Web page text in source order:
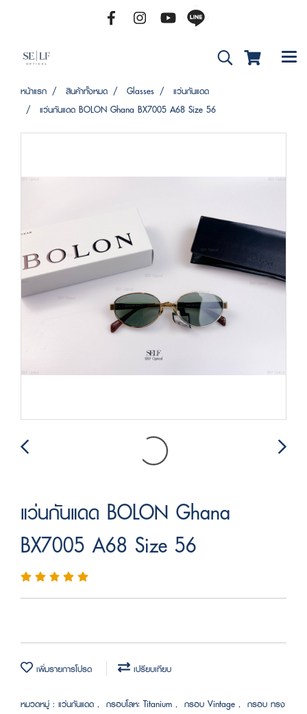
หน้าแรก สินค้าทั้งหมด Glasses
แว่นกันแดด
แว่นกันแดด BOLON Ghana BX7005 A68 Size 56
แว่นกันแดด BOLON Ghana
BX7005 A68 Size 56
เพิ่มรายการโปรด เปรียบเทียบ
หมวดหมู่ : แว่นกันแดด , กรอบโลหะ Titanium , กรอบ Vintage , กรอบ ทรง